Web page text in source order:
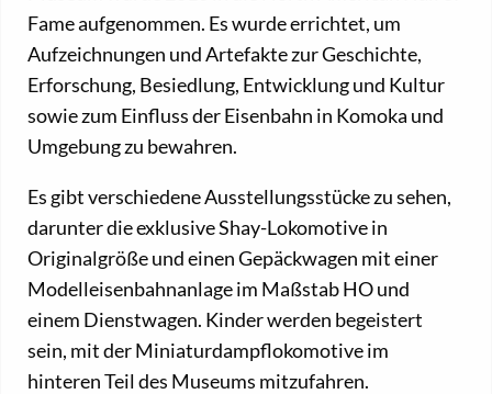
Fame aufgenommen. Es wurde errichtet, um
Aufzeichnungen und Artefakte zur Geschichte,
Erforschung, Besiedlung, Entwicklung und Kultur
sowie zum Einfluss der Eisenbahn in Komoka und
Umgebung zu bewahren.
Es gibt verschiedene Ausstellungsstücke zu sehen,
darunter die exklusive Shay-Lokomotive in
Originalgröße und einen Gepäckwagen mit einer
Modelleisenbahnanlage im Maßstab HO und
einem Dienstwagen. Kinder werden begeistert
sein, mit der Miniaturdampflokomotive im
hinteren Teil des Museums mitzufahren.